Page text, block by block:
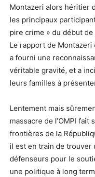
Montazeri alors héritier
les principaux
pire crime » du début
Le rapport de Montazeri
a fourni une
véritable gravité, et a
leurs familles à
Lentement mais
massacre de l’OMPI fait
frontières de la
il est en train de trouver
défenseurs pour le
une politique à long